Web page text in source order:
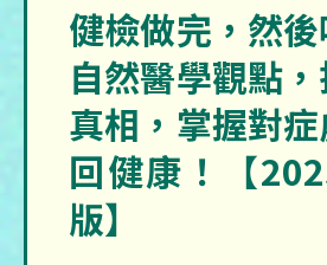
健檢做完，然
自然醫學觀點
真相，掌握對
回健康！【
版】